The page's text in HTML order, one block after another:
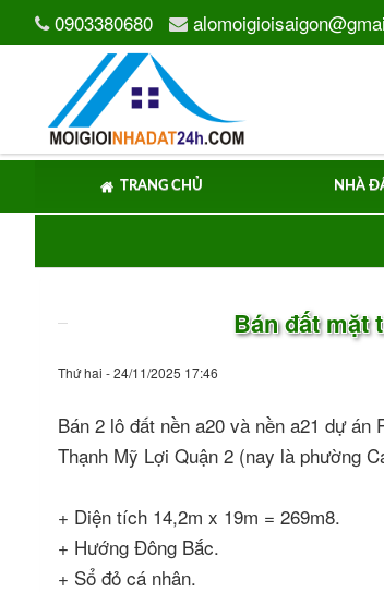
0903380680
TRANG CHỦ NHÀ
Bán đất mặt
Thứ hai - 24/11/2025 17:46
Bán 2 lô đất nền a20 và nền a21 dự
Thạnh Mỹ Lợi Quận 2 (nay là phường
+ Diện tích 14,2m x 19m = 269m8.
+ Hướng Đông Bắc.
+ Sổ đỏ cá nhân.